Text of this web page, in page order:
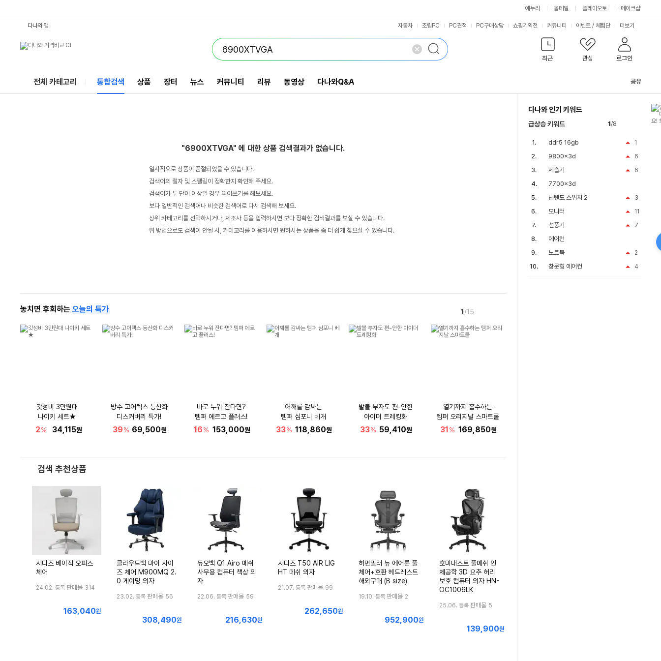
에누리 몰테일 플레이오토 메이크샵
최근 관심 로그인
다나와 앱 자동차 조립PC PC견적 PC구매상담 쇼핑기획전 커뮤니티 이벤트 / 체험단 더보기
전체 카테고리 통합검색 상품 장터 뉴스 커뮤니티 리뷰 동영상 다나와Q&A 공유
"6900XTVGA" 에 대한 상품 검색결과가 없습니다.
일시적으로 상품이 품절되었을 수 있습니다.
검색어의 철자 및 스펠링이 정확한지 확인해 주세요.
검색어가 두 단어 이상일 경우 띄어쓰기를 해보세요.
보다 일반적인 검색어나 비슷한 검색어로 다시 검색해 보세요.
상위 카테고리를 선택하시거나, 제조사 등을 입력하시면 보다 정확한 검색결과를 보실 수 있습니다.
위 방법으로도 검색이 안될 시, 카테고리를 이용하시면 원하시는 상품을 좀 더 쉽게 찾으실 수 있습니다.
놓치면 후회하는 오늘의 특가 1 /15
갓성비 3만원대
나이키 세트★
2% 34,115원
방수 고어텍스 등산화
디스커버리 특가!
39% 69,500원
바로 누워 잔다면?
템퍼 에르고 플러스!
16% 153,000원
어깨를 감싸는
템퍼 심포니 베개
33% 118,860원
발볼 부자도 편-안한
아이더 트레킹화
33% 59,410원
열기까지 흡수하는
템퍼 오리지날 스마트쿨
31% 169,850원
검색 추천상품
시디즈 베이직 오피스
체어
24.02. 등록 판매몰 314
최
163,040원
클라우드백 마이 사이
즈 체어 M900MQ 2.
0 게이밍 의자
23.02. 등록 판매몰 56
최
308,490원
듀오백 Q1 Airo 메쉬
사무용 컴퓨터 책상 의
자
22.06. 등록 판매몰 59
최
216,630원
시디즈 T50 AIR LIG
HT 메쉬 의자
21.07. 등록 판매몰 99
최
262,650원
허먼밀러 뉴 에어론 풀
체어+호환 헤드레스트
해외구매 (B size)
19.10. 등록 판매몰 2
최
952,900원
호미내스트 풀메쉬 인
체공학 3D 요추 허리
보호 컴퓨터 의자 HN-
OC1006LK
25.06. 등록 판매몰 5
최
139,900원
다나와 인기 키워드
급상승 키워드 1/8
1
ddr5 16gb
6
9800x3d
6
제습기
7700x3d
3
닌텐도 스위치 2
11
모니터
7
선풍기
에어컨
2
노트북
4
창문형 에어컨